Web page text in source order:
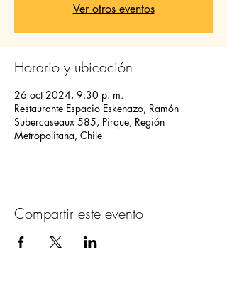
Ver otros eventos
Horario y ubicación
26 oct 2024, 9:30 p. m.
Restaurante Espacio Eskenazo, Ramón
Subercaseaux 585, Pirque, Región
Metropolitana, Chile
Compartir este evento